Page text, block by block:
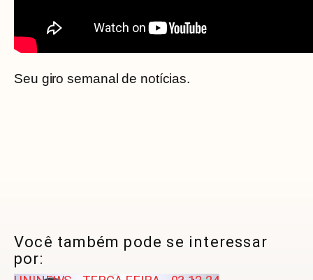
Seu giro semanal de notícias.
Você também pode se interessar
por: